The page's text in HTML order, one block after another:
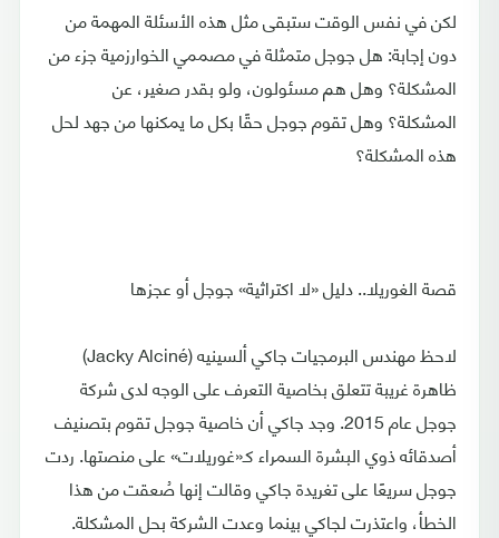
لكن في نفس الوقت ستبقى مثل هذه الأسئلة المهمة من
دون إجابة: هل جوجل متمثلة في مصممي الخوارزمية جزء من
المشكلة؟ وهل هم مسئولون، ولو بقدر صغير، عن
المشكلة؟ وهل تقوم جوجل حقًا بكل ما يمكنها من جهد لحل
هذه المشكلة؟
قصة الغوريلا.. دليل «لا اكتراثية» جوجل أو عجزها
لاحظ مهندس البرمجيات جاكي ألسينيه (Jacky Alciné)
ظاهرة غريبة تتعلق بخاصية التعرف على الوجه لدى شركة
جوجل عام 2015. وجد جاكي أن خاصية جوجل تقوم بتصنيف
أصدقائه ذوي البشرة السمراء كـ«غوريلات» على منصتها. ردت
جوجل سريعًا على تغريدة جاكي وقالت إنها صُعقت من هذا
الخطأ، واعتذرت لجاكي بينما وعدت الشركة بحل المشكلة.